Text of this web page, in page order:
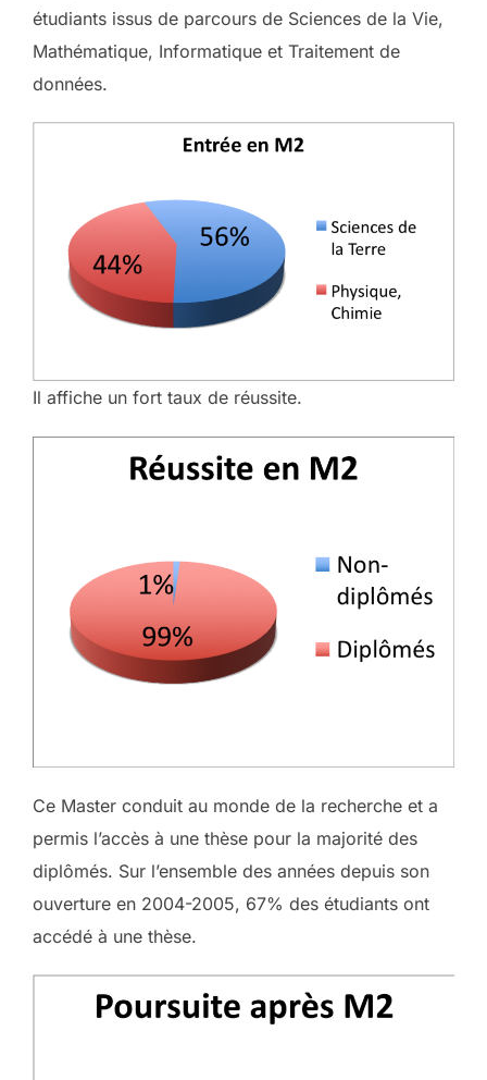
étudiants issus de parcours de Sciences de la Vie,
Mathématique, Informatique et Traitement de
données.
Il affiche un fort taux de réussite.
Ce Master conduit au monde de la recherche et a
permis l’accès à une thèse pour la majorité des
diplômés. Sur l’ensemble des années depuis son
ouverture en 2004-2005, 67% des étudiants ont
accédé à une thèse.